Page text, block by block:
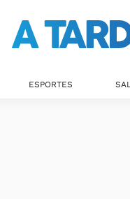
ESPORTES